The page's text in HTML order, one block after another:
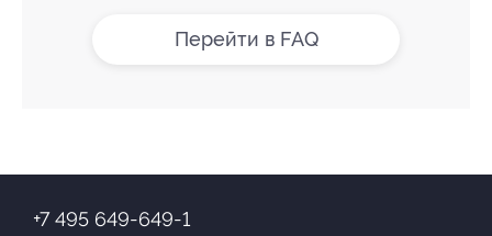
Перейти в FAQ
+7 495 649-649-1